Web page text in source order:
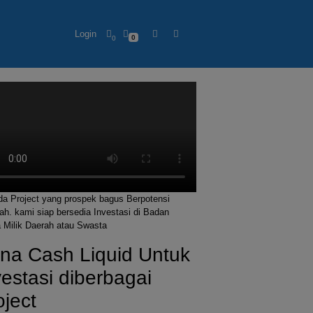
Login 0 0
Project yang prospek bagus Berpotensi
kami siap bersedia Investasi di Badan
Milik Daerah atau Swasta
Cash Liquid Untuk
diberbagai